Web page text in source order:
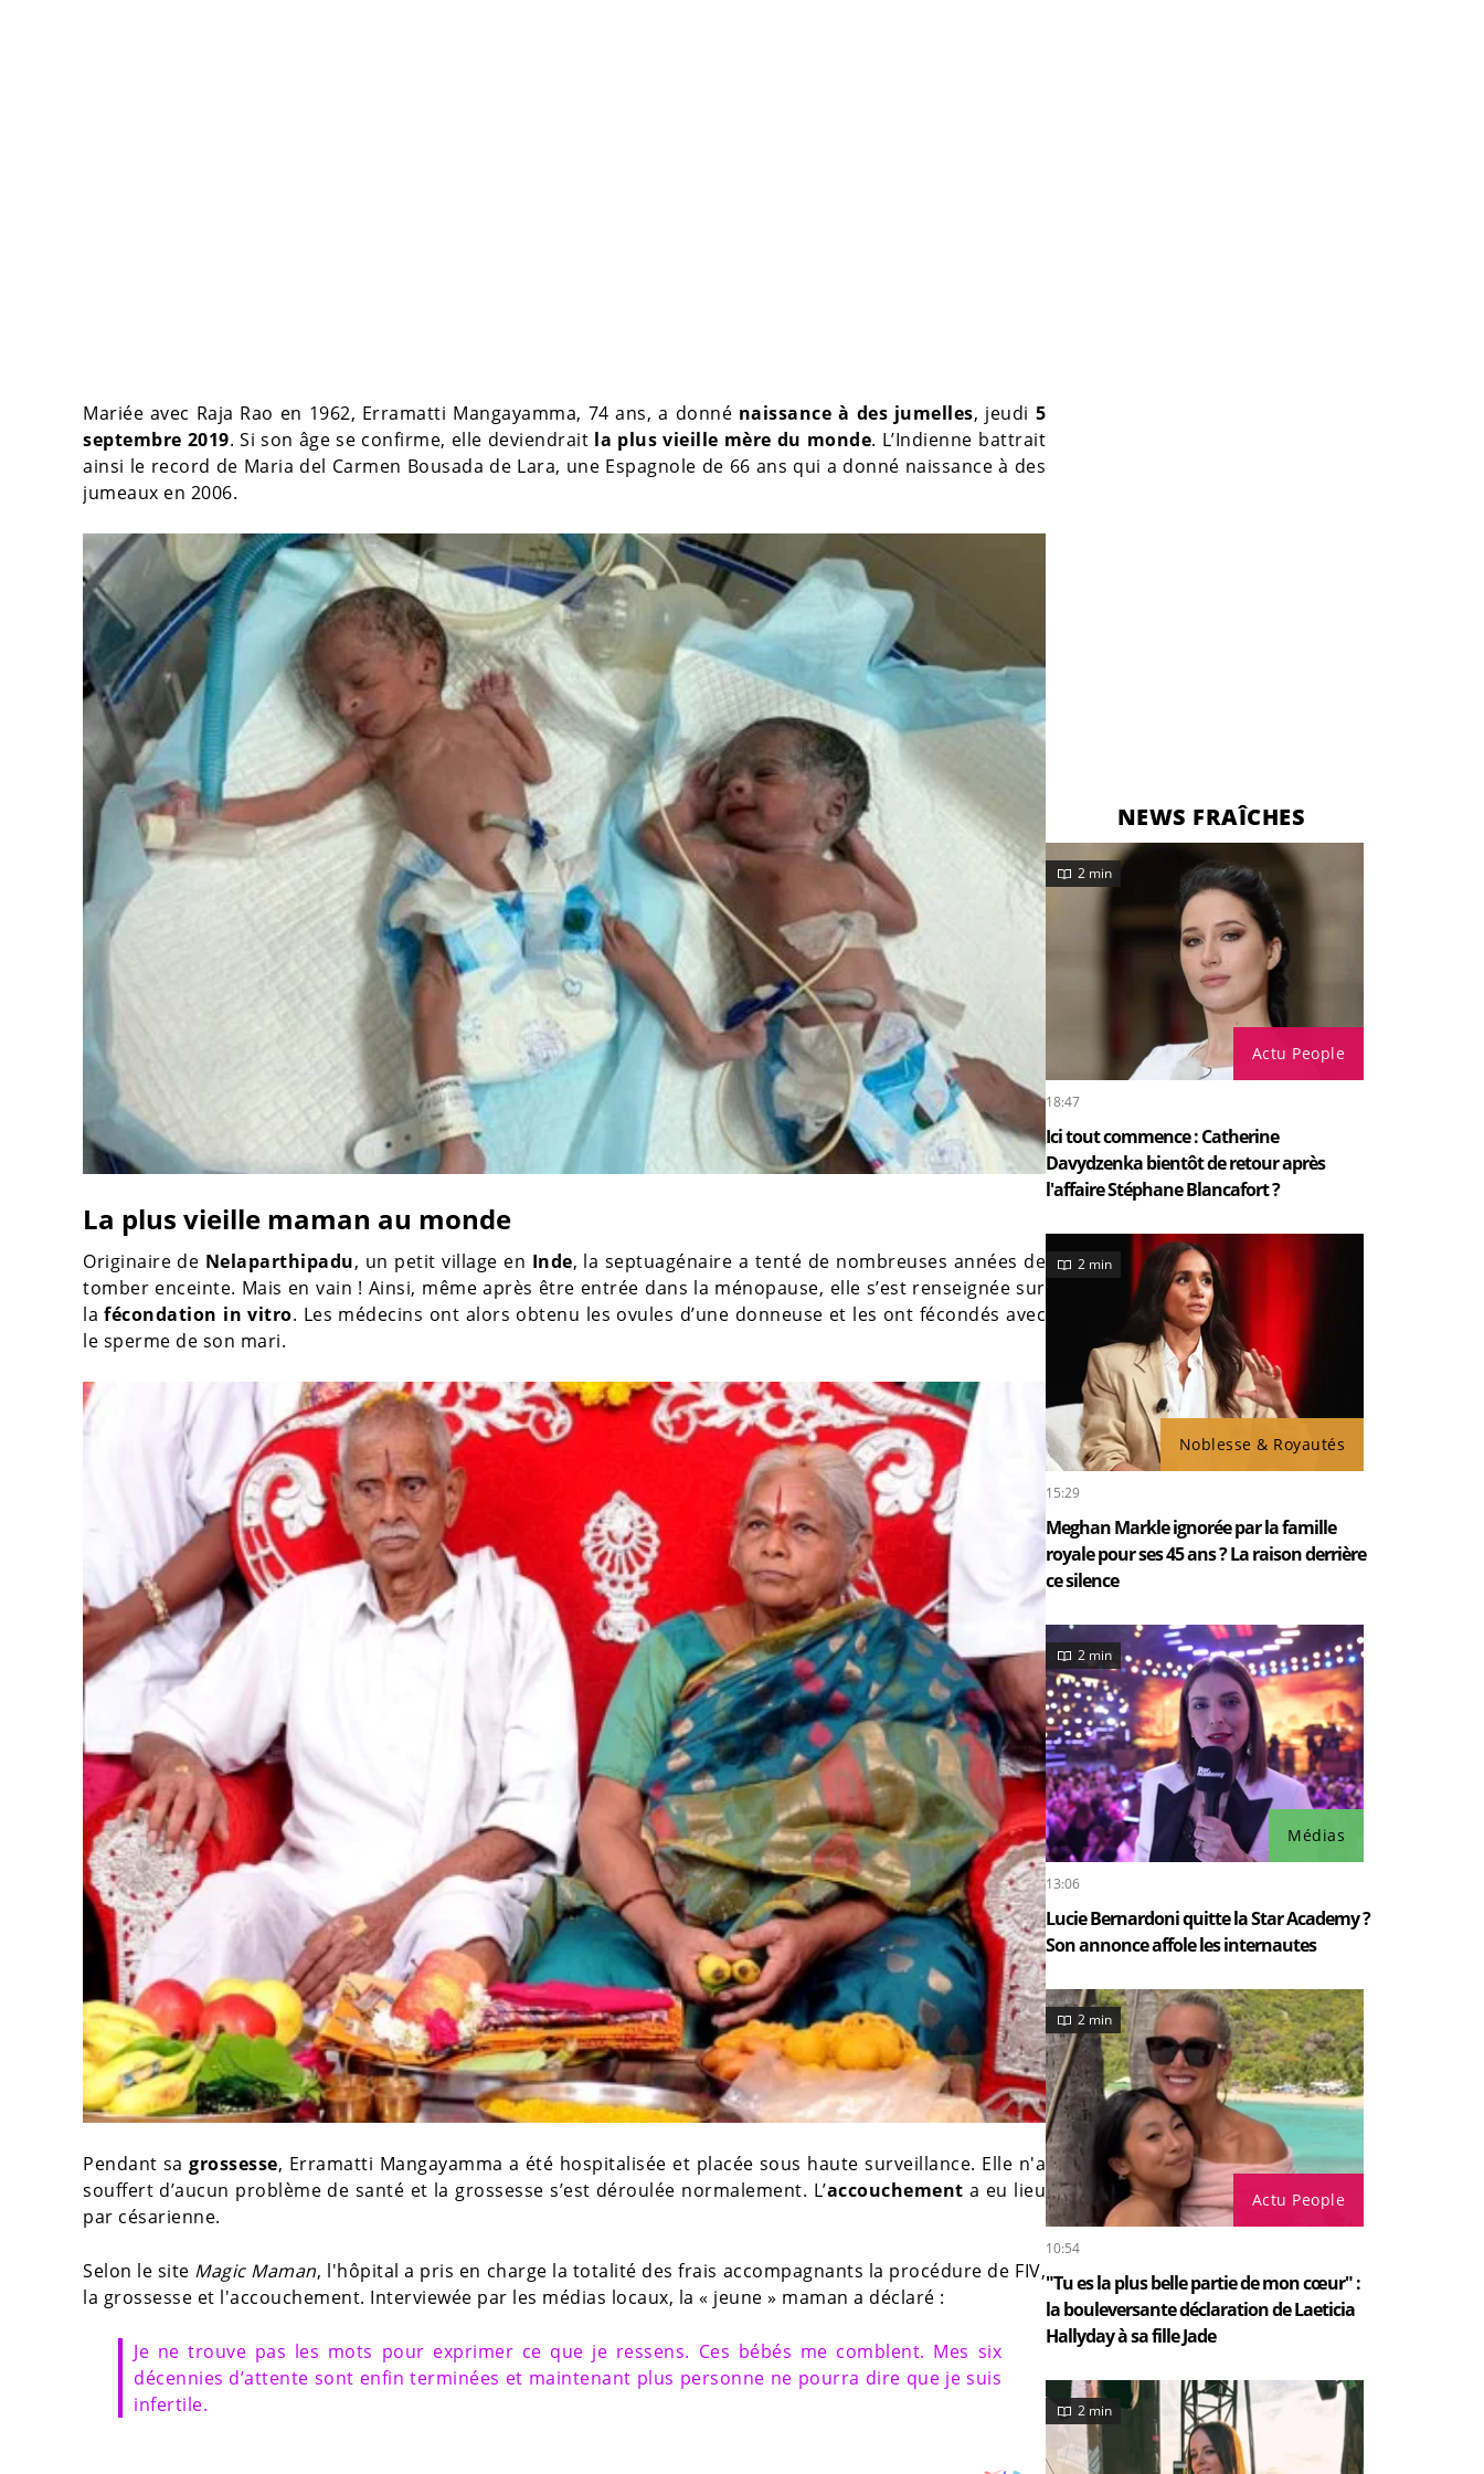
Mariée avec Raja Rao en 1962, Erramatti Mangayamma, 74 ans, a donné naissance à des jumelles, jeudi 5
septembre 2019. Si son âge se confirme, elle deviendrait la plus vieille mère du monde. L’Indienne battrait
ainsi le record de Maria del Carmen Bousada de Lara, une Espagnole de 66 ans qui a donné naissance à des
jumeaux en 2006.
La plus vieille maman au monde
Originaire de Nelaparthipadu, un petit village en Inde, la septuagénaire a tenté de nombreuses années de
tomber enceinte. Mais en vain ! Ainsi, même après être entrée dans la ménopause, elle s’est renseignée sur
lafécondation in vitro. Les médecins ont alors obtenu les ovules d’une donneuse et les ont fécondés avec
le sperme de son mari.
Pendant sagrossesse, Erramatti Mangayamma a été hospitalisée et placée sous haute surveillance. Elle n'a
souffert d’aucun problème de santé et la grossesse s’est déroulée normalement. L’accouchement a eu lieu
par césarienne.
Selon le site Magic Maman, l'hôpital a pris en charge la totalité des frais accompagnants la procédure de FIV,
la grossesse et l'accouchement. Interviewée par les médias locaux, la « jeune » maman a déclaré :
Je ne trouve pas les mots pour exprimer ce que je ressens. Ces bébés me comblent. Mes six
décennies d’attente sont enfin terminées et maintenant plus personne ne pourra dire que je suis
infertile.
NEWS FRAÎCHES
Actu People
2 min
18:47
Ici tout commence : Catherine
Davydzenka bientôt de retour après
l'affaire Stéphane Blancafort ?
Noblesse & Royautés
2 min
15:29
Meghan Markle ignorée par la famille
royale pour ses 45 ans ? La raison derrière
ce silence
Médias
2 min
13:06
Lucie Bernardoni quitte la Star Academy ?
Son annonce affole les internautes
Actu People
2 min
10:54
"Tu es la plus belle partie de mon cœur" :
la bouleversante déclaration de Laeticia
Hallyday à sa fille Jade
2 min